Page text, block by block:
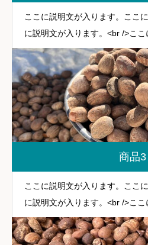
ここに説明文が入ります。ここ
に説明文が入ります。<br />ここ
こに説明文が入ります。
商品3
ここに説明文が入ります。ここ
に説明文が入ります。<br />ここ
こに説明文が入ります。